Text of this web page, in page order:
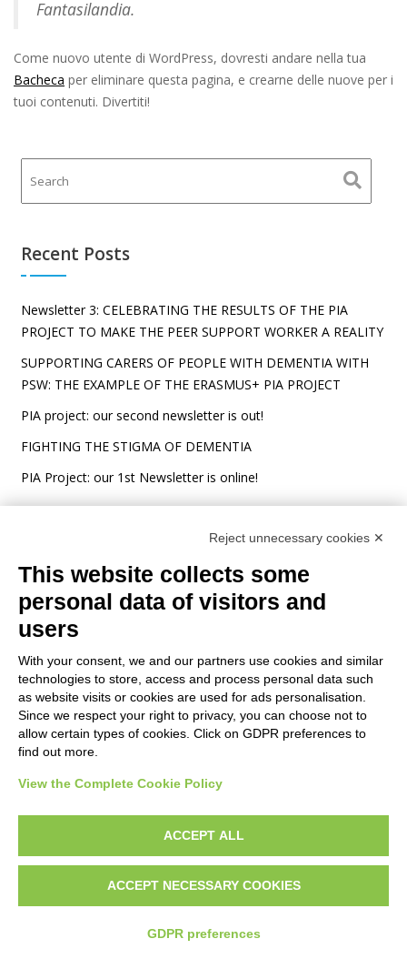
Fantasilandia.
Come nuovo utente di WordPress, dovresti andare nella tua
Bacheca per eliminare questa pagina, e crearne delle nuove per i
tuoi contenuti. Divertiti!
Recent Posts
Newsletter 3: CELEBRATING THE RESULTS OF THE PIA
PROJECT TO MAKE THE PEER SUPPORT WORKER A REALITY
SUPPORTING CARERS OF PEOPLE WITH DEMENTIA WITH
PSW: THE EXAMPLE OF THE ERASMUS+ PIA PROJECT
PIA project: our second newsletter is out!
FIGHTING THE STIGMA OF DEMENTIA
PIA Project: our 1st Newsletter is online!
Grant Agreement: ERASMUS+ n°
2021-1-NO01-KA220-ADU-
000026860
The European Commission support for the production of this
website does not constitute an endorsement of the contents
which reflects the views only of the authors, and the
Commission cannot be held responsible for any use which may
be made of the information contained therein.
Modifica preferenze Cookie
Reject unnecessary cookies ✕
This website collects some
personal data of visitors and
users
With your consent, we and our partners use cookies and similar
technologies to store, access and process personal data such
as website visits or cookies are used for ads personalisation.
Since we respect your right to privacy, you can choose not to
allow certain types of cookies. Click on GDPR preferences to
find out more.
View the Complete Cookie Policy
ACCEPT ALL
ACCEPT NECESSARY COOKIES
GDPR preferences